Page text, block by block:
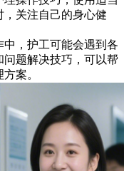
关注自己的身心健
中，护工可能会遇到各
题解决技巧，可以帮
案。